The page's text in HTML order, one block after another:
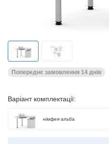
Попереднє замовлення 14 днів
Варіант комплектації:
німфея альба